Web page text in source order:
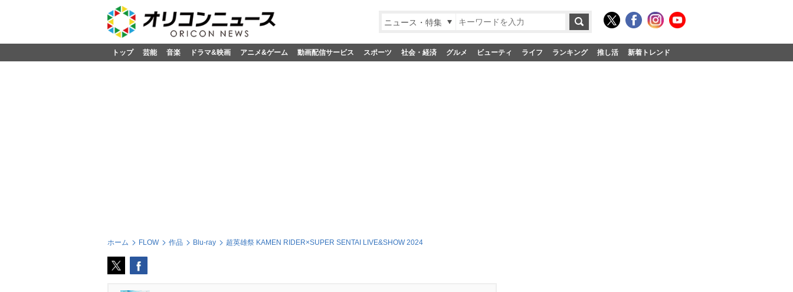
ニュース・特集
トップ 芸能 音楽 ドラマ&映画 アニメ&ゲーム 動画配信サービス スポーツ 社会・経済 グルメ ビューティ ライフ ランキング 推し活 新着トレンド
ホーム FLOW 作品 Blu-ray 超英雄祭 KAMEN RIDER×SUPER SENTAI LIVE&SHOW 2024